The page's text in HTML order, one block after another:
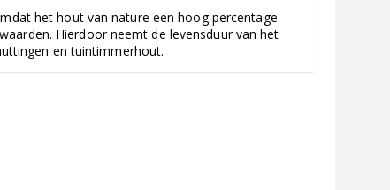
het hout van nature een hoog percentage
Hierdoor neemt de levensduur van het
en tuintimmerhout.